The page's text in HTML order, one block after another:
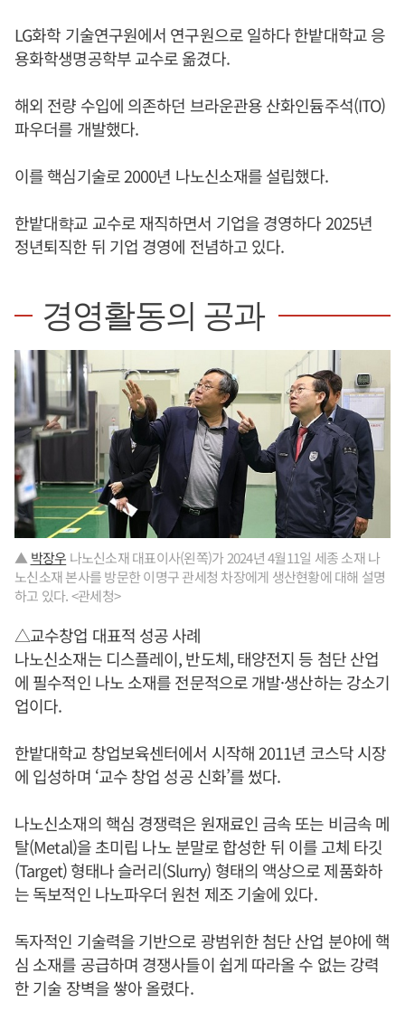
LG화학 기술연구원에서 연구원으로 일하다 한밭대학교 응
용화학생명공학부 교수로 옮겼다.
해외 전량 수입에 의존하던 브라운관용 산화인듐주석(ITO)
파우더를 개발했다.
이를 핵심기술로 2000년 나노신소재를 설립했다.
한밭대햑교 교수로 재직하면서 기업을 경영하다 2025년
정년퇴직한 뒤 기업 경영에 전념하고 있다.
경영활동의 공과
▲ 박장우 나노신소재 대표이사(왼쪽)가 2024년 4월11일 세종 소재 나
노신소재 본사를 방문한 이명구 관세청 차장에게 생산현황에 대해 설명
하고 있다. <관세청>
△교수창업 대표적 성공 사례
나노신소재는 디스플레이, 반도체, 태양전지 등 첨단 산업
에 필수적인 나노 소재를 전문적으로 개발·생산하는 강소기
업이다.
한밭대학교 창업보육센터에서 시작해 2011년 코스닥 시장
에 입성하며 ‘교수 창업 성공 신화’를 썼다.
나노신소재의 핵심 경쟁력은 원재료인 금속 또는 비금속 메
탈(Metal)을 초미립 나노 분말로 합성한 뒤 이를 고체 타깃
(Target) 형태나 슬러리(Slurry) 형태의 액상으로 제품화하
는 독보적인 나노파우더 원천 제조 기술에 있다.
독자적인 기술력을 기반으로 광범위한 첨단 산업 분야에 핵
심 소재를 공급하며 경쟁사들이 쉽게 따라올 수 없는 강력
한 기술 장벽을 쌓아 올렸다.